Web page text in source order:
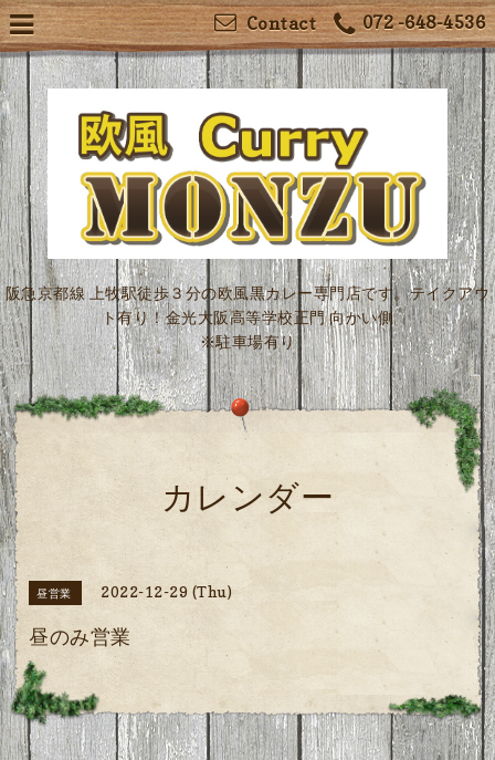
072 -648-4536
Contact
阪急京都線 上牧駅徒歩３分の欧風黒カレー専門店です。テイクアウ
ト有り！金光大阪高等学校正門 向かい側
※駐車場有り
カレンダー
昼営業 2022-12-29 (Thu)
昼のみ営業